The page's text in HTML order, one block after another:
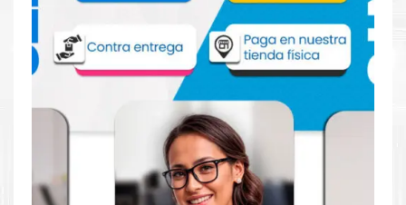
productos. Tenemos promociones todos los días. Escríbenos o
visítanos hoy para encontrar la solución perfecta para tu
impresoraEPSON, como laCinta Epson LX350 LX300 para
impresoras LX350 LX300.
Dónde comprar Cinta Epson LX350 LX300
para impresoras LX350 LX300